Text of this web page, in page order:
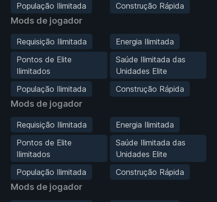
População Ilimitada
Construção Rápida
Mods de jogador
Requisição Ilimitada
Energia Ilimitada
Pontos de Elite
Ilimitados
Saúde Ilimitada das
Unidades Elite
População Ilimitada
Construção Rápida
Mods de jogador
Requisição Ilimitada
Energia Ilimitada
Pontos de Elite
Ilimitados
Saúde Ilimitada das
Unidades Elite
População Ilimitada
Construção Rápida
Mods de jogador